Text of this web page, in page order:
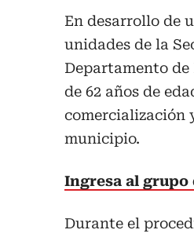
En desarrollo de
unidades de la
Departamento
de 62 años de
comercialización
municipio.
Ingresa al grupo
Durante el